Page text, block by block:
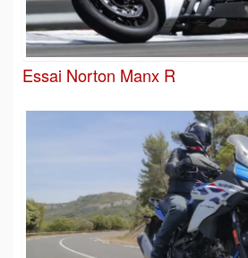
Essai Norton Manx R